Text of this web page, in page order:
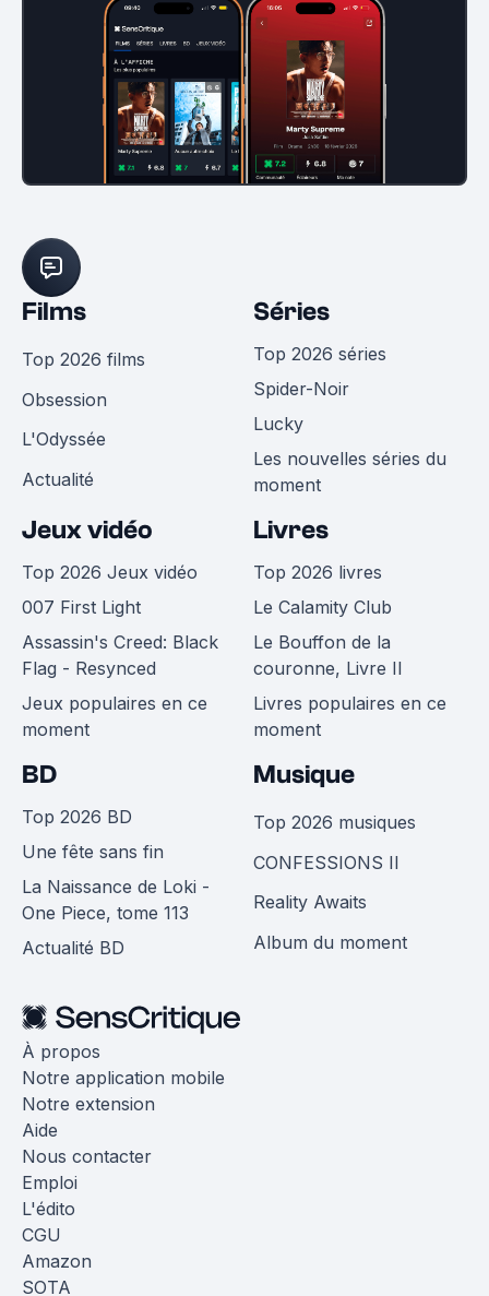
Films
Top 2026 films
Obsession
L'Odyssée
Actualité
Séries
Top 2026 séries
Spider-Noir
Lucky
Les nouvelles séries du
moment
Jeux vidéo
Top 2026 Jeux vidéo
007 First Light
Assassin's Creed: Black
Flag - Resynced
Jeux populaires en ce
moment
Livres
Top 2026 livres
Le Calamity Club
Le Bouffon de la
couronne, Livre II
Livres populaires en ce
moment
BD
Top 2026 BD
Une fête sans fin
La Naissance de Loki -
One Piece, tome 113
Actualité BD
Musique
Top 2026 musiques
CONFESSIONS II
Reality Awaits
Album du moment
À propos
Notre application mobile
Notre extension
Aide
Nous contacter
Emploi
L'édito
CGU
Amazon
SOTA